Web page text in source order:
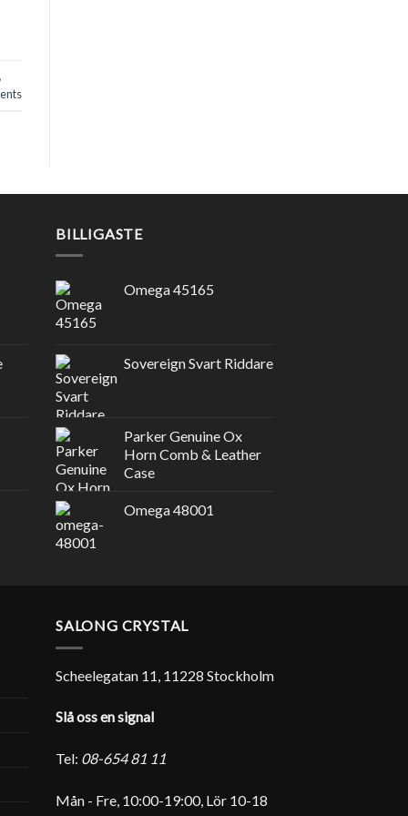
,
BILLIGASTE
Omega 45165
Sovereign Svart Riddare
Parker Genuine Ox
Horn Comb & Leather
Case
Omega 48001
SALONG CRYSTAL
Scheelegatan 11, 11228 Stockholm
Slå oss en signal
Tel: 08-654 81 11
Mån - Fre, 10:00-19:00, Lör 10-18